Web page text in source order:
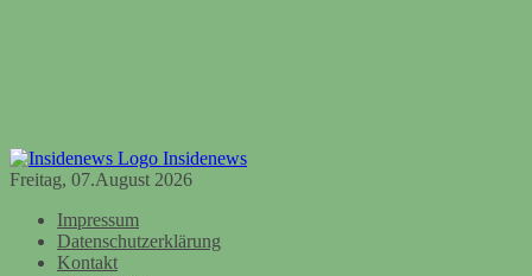
Insidenews
Freitag, 07.August 2026
Impressum
Datenschutzerklärung
Kontakt